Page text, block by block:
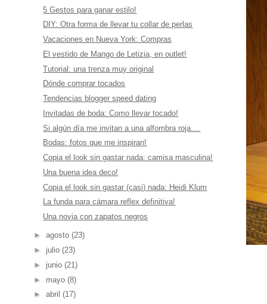
5 Gestos para ganar estilo!
DIY: Otra forma de llevar tu collar de perlas
Vacaciones en Nueva York: Compras
El vestido de Mango de Letizia, en outlet!
Tutorial: una trenza muy original
Dónde comprar tocados
Tendencias blogger speed dating
Invitadas de boda: Como llevar tocado!
Si algún día me invitan a una alfombra roja....
Bodas: fotos que me inspiran!
Copia el look sin gastar nada: camisa masculina!
Una buena idea deco!
Copia el look sin gastar (casi) nada: Heidi Klum
La funda para cámara reflex definitiva!
Una novia con zapatos negros
► agosto (23)
► julio (23)
► junio (21)
► mayo (8)
► abril (17)